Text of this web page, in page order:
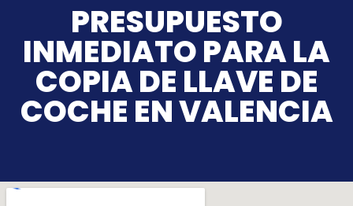
PRESUPUESTO
INMEDIATO PARA LA
COPIA DE LLAVE DE
COCHE EN VALENCIA